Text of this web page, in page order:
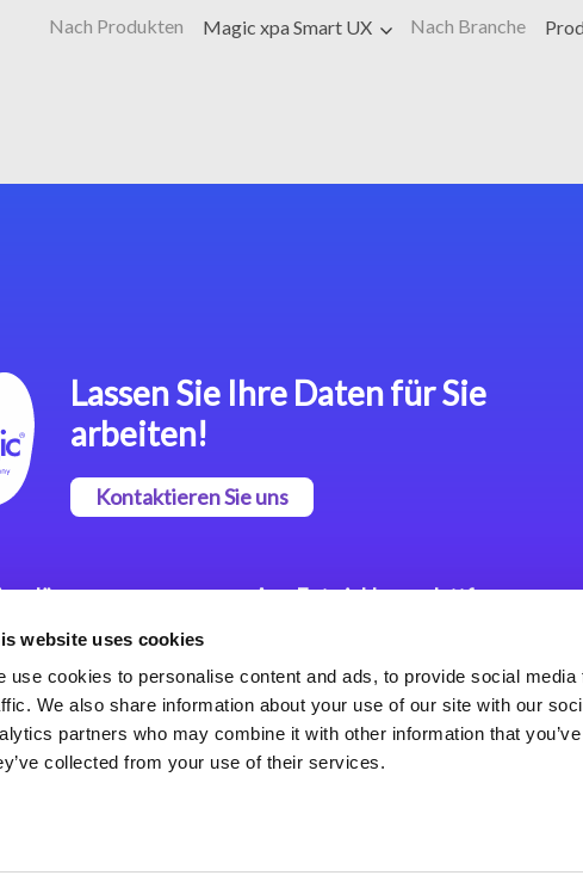
website uses cookies
use cookies to personalise content and ads, to provide social
We also share information about your use of our site with our
partners who may combine it with other information that
collected from your use of their services.
Nach Produkten Magic xpa Smart UX Nach Branche
Lassen Sie Ihre Daten für Sie
arbeiten!
Kontaktieren Sie uns
App Entwicklungsplattform
Plattform
Magic xpa Web Application
Framework